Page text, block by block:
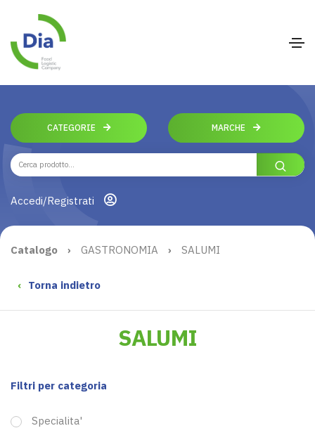
CATEGORIE MARCHE
Accedi/Registrati
Catalogo › GASTRONOMIA › SALUMI
‹ Torna indietro
SALUMI
Filtri per categoria
Specialita'